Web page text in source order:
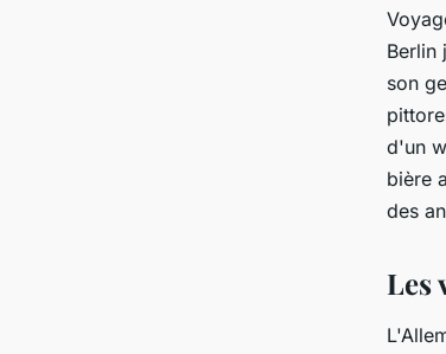
Les merveilles
Cologne et
Berlin
son
d'un
bière
des
Les